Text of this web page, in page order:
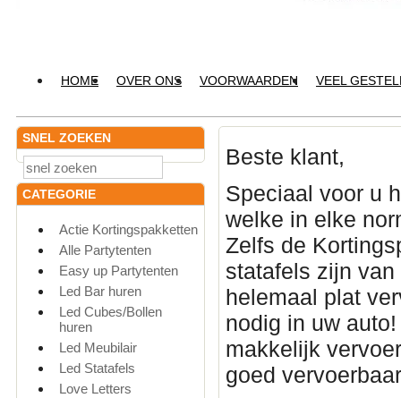
HOME OVER ONS VOORWAARDEN VEEL
SNEL ZOEKEN
CATEGORIE
Actie Kortingspakketten
Alle Partytenten
Easy up Partytenten
Led Bar huren
Led Cubes/Bollen
huren
Led Meubilair
Led Statafels
Love Letters
Beste klant,
Speciaal voor u
welke in elke
Zelfs de
statafels zijn
helemaal plat
nodig in uw
makkelijk
goed